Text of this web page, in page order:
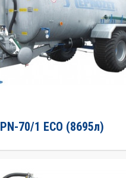
PN-70/1 ECO (8695л)